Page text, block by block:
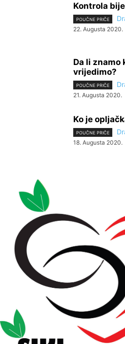
Kontrola
POUČNE PRIČE
22. Augusta 2020.
Da li znamo
vrijedimo?
POUČNE PRIČE
21. Augusta 2020.
Ko je
POUČNE PRIČE
18. Augusta 2020.